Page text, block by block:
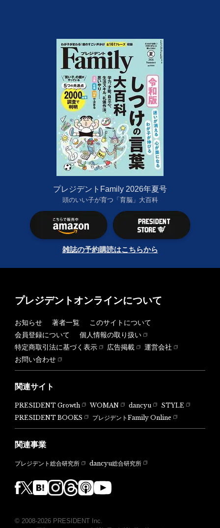
プレジデントFamily 2026年夏号
頭のいい子が育つ「育脳」大百科
雑誌の予約購読はこちらから
プレジデントオンラインについて
お知らせ 著者一覧
このサイトについて
会員登録について
個人情報の取り扱い
特定商取引法に基づく表示
広告掲載
運営会社
お問い合わせ
関連サイト
PRESIDENT Growth WOMAN dancyu
STYLE
PRESIDENT BOOKS
プレジデントFamily Online
関連事業
プレジデント総合研究所 dancyu総合研究所
© 2008-2026 PRESIDENT Inc.